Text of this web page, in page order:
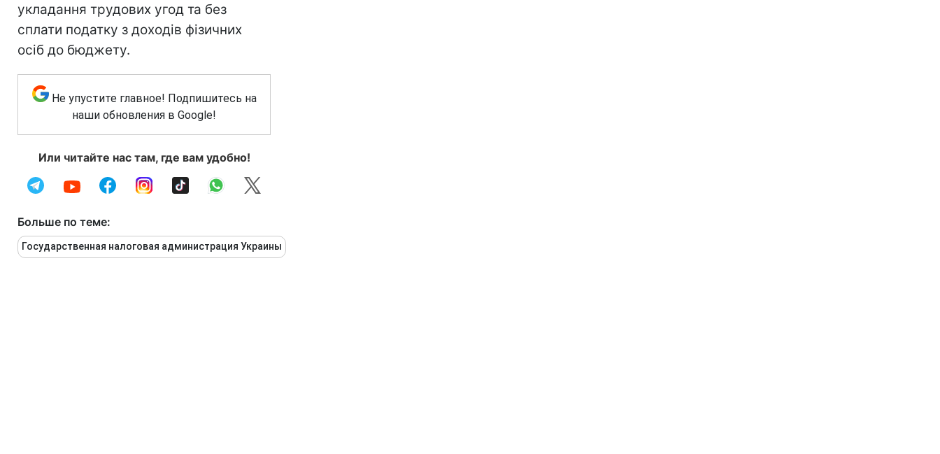
укладання трудових угод та без
сплати податку з доходів фізичних
осіб до бюджету.
Не упустите главное! Подпишитесь на
наши обновления в Google!
Или читайте нас там, где вам удобно!
Больше по теме:
Государственная налоговая администрация Украины